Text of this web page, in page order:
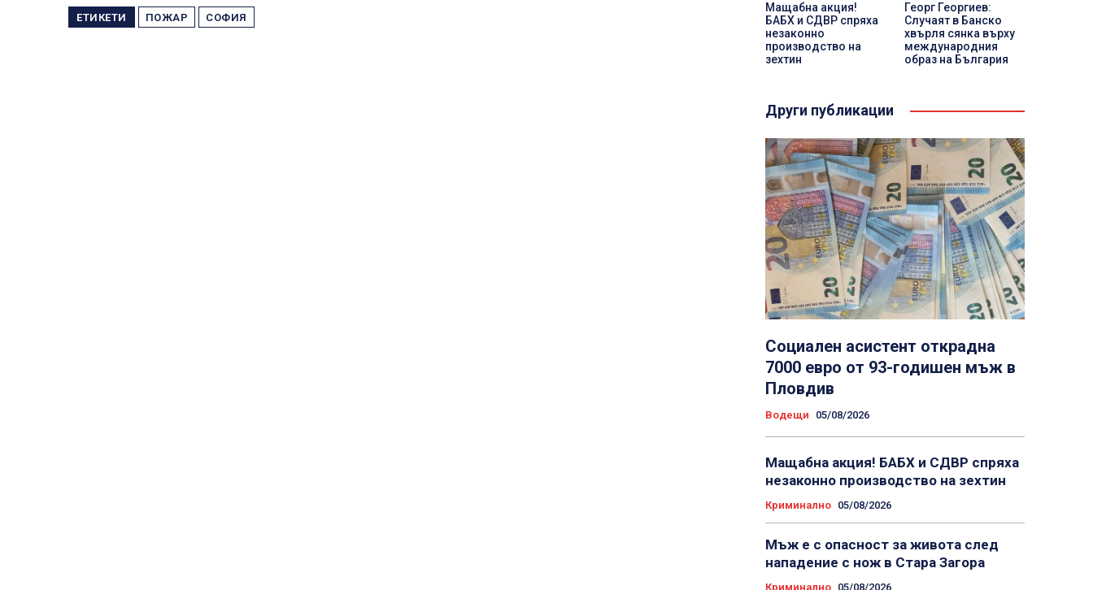
ЕТИКЕТИ ПОЖАР СОФИЯ
Мащабна акция!
БАБХ и СДВР спряха
незаконно
производство на
зехтин
Георг Георгиев:
Случаят в Банско
хвърля сянка върху
международния
образ на България
Други публикации
Социален асистент открадна
7000 евро от 93-годишен мъж в
Пловдив
Водещи 05/08/2026
Мащабна акция! БАБХ и СДВР спряха
незаконно производство на зехтин
Криминално 05/08/2026
Мъж е с опасност за живота след
нападение с нож в Стара Загора
Криминално 05/08/2026